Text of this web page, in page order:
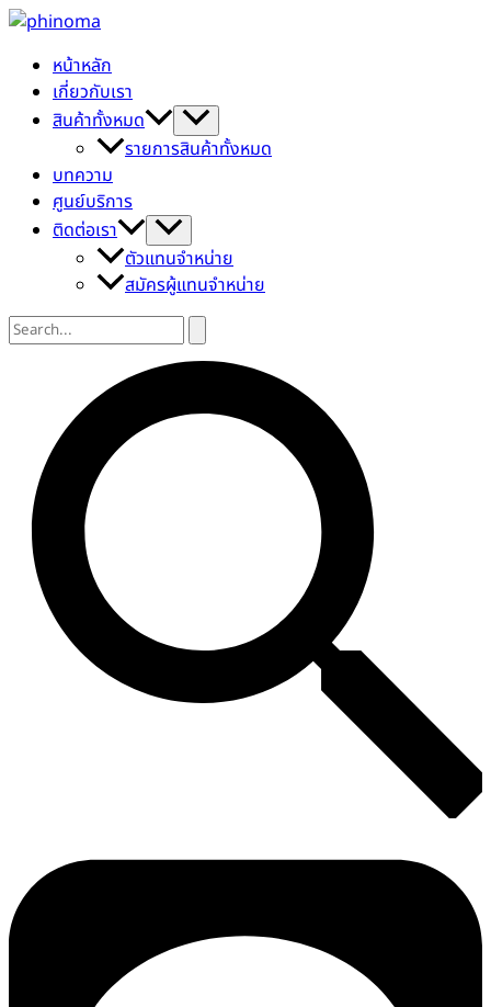
Skip
contentหน้าหลัก
เกี่ยวกับเรา
สินค้าทั้งหมด
รายการสินค้าทั้งหมด
บทความ
ศูนย์บริการ
ติดต่อเรา
ตัวแทนจำหน่าย
สมัครผู้แทนจำหน่าย
Search